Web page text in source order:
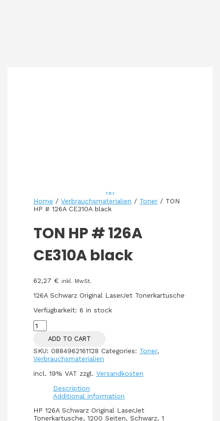
Home /Verbrauchsmaterialien / Toner / TON
HP # 126A CE310A black
TON HP # 126A
CE310A black
62,27€ inkl. MwSt.
126A Schwarz Original LaserJet Tonerkartusche
Verfügbarkeit: 6 in stock
TON
HP
126A
CE310A
black
quantity
ADD TO CART
SKU:0884962161128 Categories: Toner,
Verbrauchsmaterialien
incl. 19% VAT zzgl.Versandkosten
Description
Additional information
HP 126A Schwarz Original LaserJet
Tonerkartusche, 1200 Seiten, Schwarz, 1